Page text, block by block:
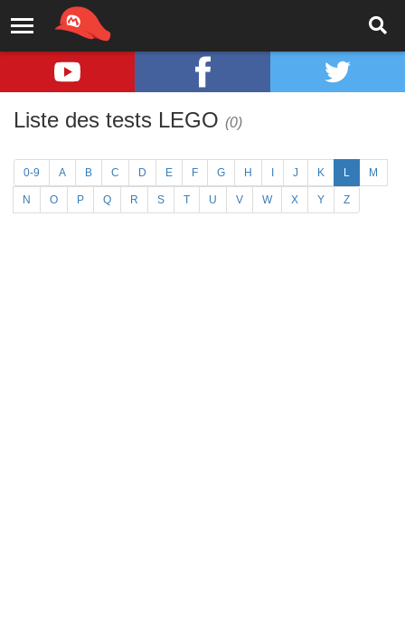
Liste des tests LEGO (0)
0-9 A B C D E F G H J K L M
N O P Q R S T U V W X Y Z